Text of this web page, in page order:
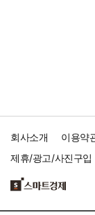
회사소개 이용약
제휴/광고/사진구입